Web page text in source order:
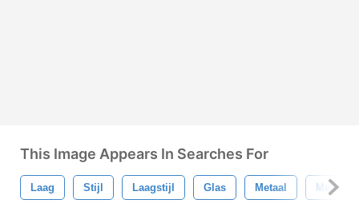
This Image Appears In Searches For
Laag Stijl Laagstijl Glas Metaal Metalen